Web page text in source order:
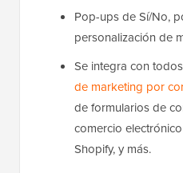
Pop-ups de Sí/No,
personalización de
Se integra con
de marketing por
de formularios de
comercio
Shopify, y más.